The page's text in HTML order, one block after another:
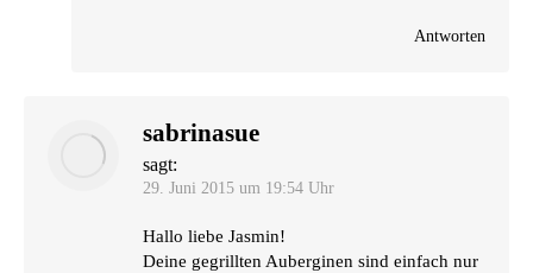
Antworten
sabrinasue
sagt:
29. Juni 2015 um 19:54 Uhr
Hal­lo lie­be Jasmin!
Dei­ne gegrill­ten Auber­gi­nen sind ein­fach nur